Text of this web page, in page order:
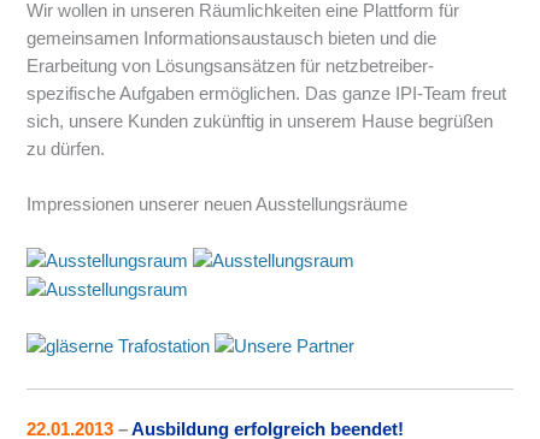
Wir wollen in unseren Räumlichkeiten eine Plattform für
gemeinsamen Informationsaustausch bieten und die
Erarbeitung von Lösungsansätzen für netzbetreiber-
spezifische Aufgaben ermöglichen. Das ganze IPI-Team freut
sich, unsere Kunden zukünftig in unserem Hause begrüßen
zu dürfen.
Impressionen unserer neuen Ausstellungsräume
22.01.2013 –Ausbildung erfolgreich beendet!